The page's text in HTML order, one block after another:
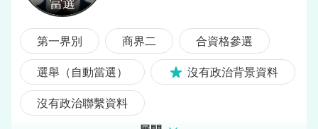
第一界別 商界二
合資格參選
選舉（自動當選）
沒有政治背景資料
沒有政治聯繫資料